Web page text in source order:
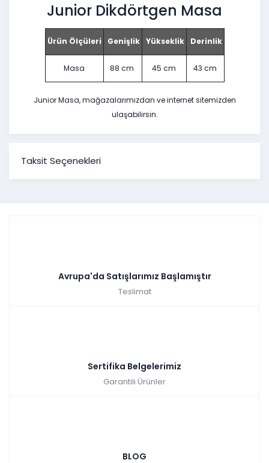
Junior Dikdörtgen Masa
Ürün Ölçüleri Genişlik Yükseklik Derinlik
Masa 88 cm 45 cm 43 cm
Junior Masa, mağazalarımızdan ve internet sitemizden
ulaşabilirsin.
Taksit Seçenekleri
Avrupa'da Satışlarımız Başlamıştır
Teslimat
Sertifika Belgelerimiz
Garantili Ürünler
BLOG